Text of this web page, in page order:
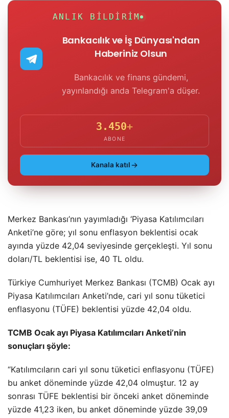
ANLIK BILDIRIM
Bankacılık ve İş Dünyası'ndan
Haberiniz Olsun
Bankacılık ve finans gündemi,
yayınlandığı anda Telegram'a düşer.
3.450+
ABONE
Kanala katıl
Merkez Bankası’nın yayımladığı ‘Piyasa Katılımcıları
Anketi’ne göre; yıl sonu enflasyon beklentisi ocak
ayında yüzde 42,04 seviyesinde gerçekleşti. Yıl sonu
doları/TL beklentisi ise, 40 TL oldu.
Türkiye Cumhuriyet Merkez Bankası (TCMB) Ocak ayı
Piyasa Katılımcıları Anketi’nde, cari yıl sonu tüketici
enflasyonu (TÜFE) beklentisi yüzde 42,04 oldu.
TCMB Ocak ayı Piyasa Katılımcıları Anketi’nin
sonuçları şöyle:
“Katılımcıların cari yıl sonu tüketici enflasyonu (TÜFE)
bu anket döneminde yüzde 42,04 olmuştur. 12 ay
sonrası TÜFE beklentisi bir önceki anket döneminde
yüzde 41,23 iken, bu anket döneminde yüzde 39,09